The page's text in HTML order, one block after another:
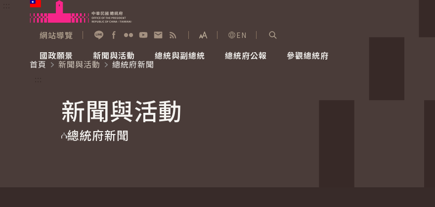
跳到主要內容
網站導覽
展開字級選單
EN
國政願景
國家氣候變遷對策委員會
重要談話
新聞與活動
總統府新聞
影音頻道
總統與副總統
賴清德總統
總統府公報 參觀總統府
參觀資訊
首頁
新聞與活動
總統府新聞
新聞與活動
總統府新聞